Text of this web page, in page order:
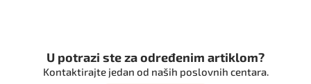
U potrazi ste za određenim artiklom?
Kontaktirajte jedan od naših poslovnih centara.